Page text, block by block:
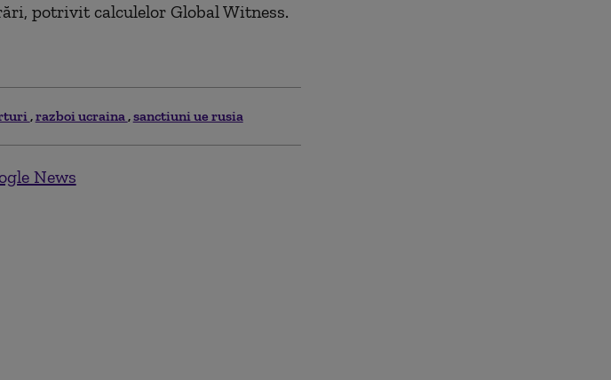
potrivit calculelor Global Witness.
razboi ucraina sanctiuni ue rusia
News